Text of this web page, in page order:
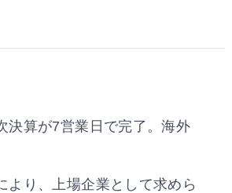
業務標準化とバックオフィスの効率
決算が7営業日で完了。海外
より、上場企業として求めら